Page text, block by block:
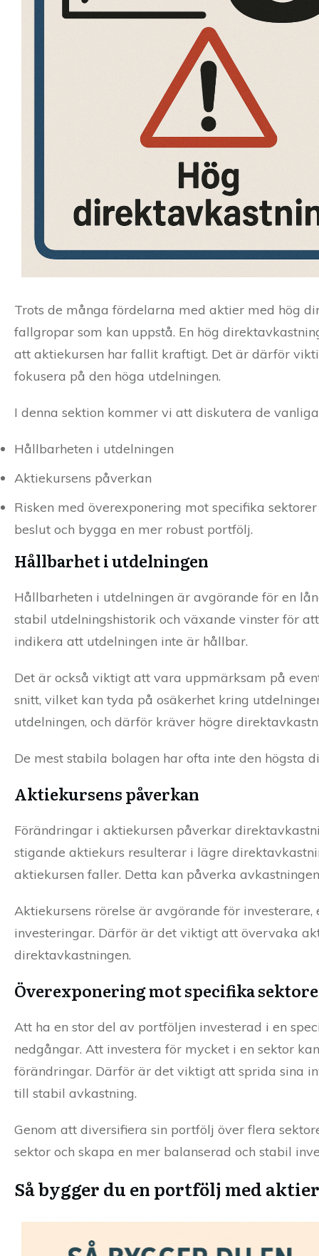
Trots de många fördelarna med aktier med hög
fallgropar som kan uppstå. En hög
att aktiekursen har fallit kraftigt. Det är därför
fokusera på den höga utdelningen.
I denna sektion kommer vi att diskutera de
Hållbarheten i utdelningen
Aktiekursens påverkan
Risken med överexponering mot specifika
beslut och bygga en mer robust portfölj.
Hållbarhet i utdelningen
Hållbarheten i utdelningen är avgörande för en
stabil utdelningshistorik och växande vinster för
indikera att utdelningen inte är hållbar.
Det är också viktigt att vara uppmärksam på
snitt, vilket kan tyda på osäkerhet kring
utdelningen, och därför kräver högre
De mest stabila bolagen har ofta inte den högsta
Aktiekursens påverkan
Förändringar i aktiekursen påverkar
stigande aktiekurs resulterar i lägre
aktiekursen faller. Detta kan påverka
Aktiekursens rörelse är avgörande för
investeringar. Därför är det viktigt att övervaka
direktavkastningen.
Överexponering mot specifika
Att ha en stor del av portföljen investerad i en
nedgångar. Att investera för mycket i en sektor
förändringar. Därför är det viktigt att sprida sina
till stabil avkastning.
Genom att diversifiera sin portfölj över flera
sektor och skapa en mer balanserad och stabil
Så bygger du en portfölj med